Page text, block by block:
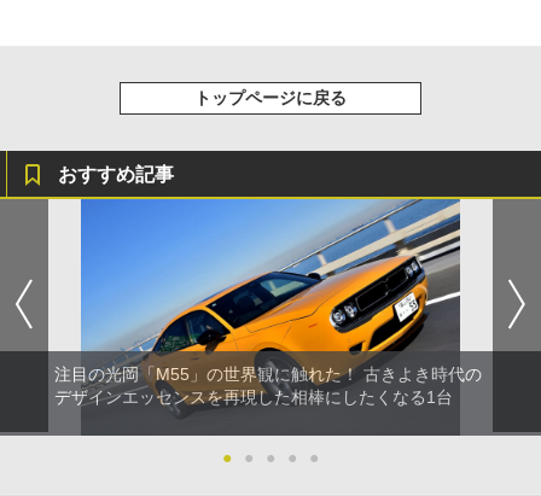
トップページに戻る
おすすめ記事
注目の光岡「M55」の世界観に触れた！ 古きよき時代の
デザインエッセンスを再現した相棒にしたくなる1台
● ● ● ● ●